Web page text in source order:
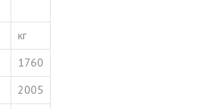
кг
1760
2005